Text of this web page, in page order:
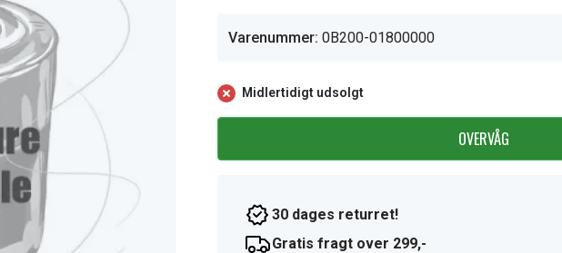
Varenummer: 0B200-01800000
Midlertidigt udsolgt
OVERVÅG
30 dages returret!
Gratis fragt over 299,-